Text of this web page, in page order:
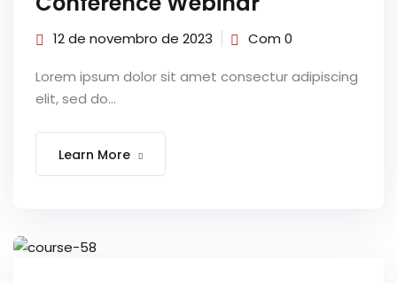
12 de novembro de 2023 Com 0
Lorem ipsum dolor sit amet consectur adipiscing
elit, sed do...
Learn More